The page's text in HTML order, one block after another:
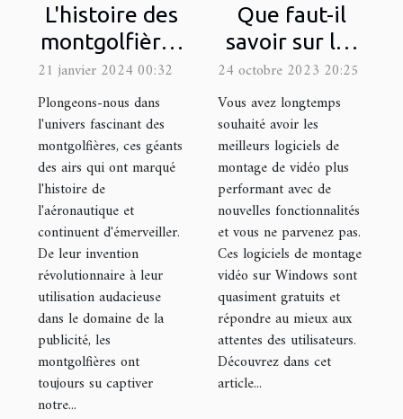
L'histoire des
montgolfières
et leur
utilisation
moderne dans
la publicité
21 janvier 2024 00:32
Plongeons-nous dans
l'univers fascinant des
montgolfières, ces géants
des airs qui ont marqué
l'histoire de
l'aéronautique et
continuent d'émerveiller.
De leur invention
révolutionnaire à leur
utilisation audacieuse
dans le domaine de la
publicité, les
montgolfières ont
toujours su captiver
notre...
Que faut-il
savoir sur les
logiciels de
montage de
vidéo ?
24 octobre 2023 20:25
Vous avez longtemps
souhaité avoir les
meilleurs logiciels de
montage de vidéo plus
performant avec de
nouvelles fonctionnalités
et vous ne parvenez pas.
Ces logiciels de montage
vidéo sur Windows sont
quasiment gratuits et
répondre au mieux aux
attentes des utilisateurs.
Découvrez dans cet
article...